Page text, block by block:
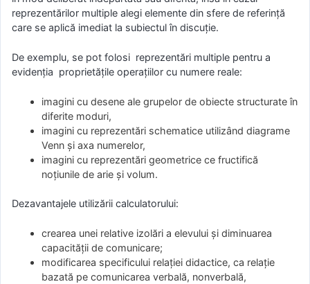
reprezentărilor multiple alegi elemente din sfere de referință
care se aplică imediat la subiectul în discuție.
De exemplu, se pot folosi reprezentări multiple pentru a
evidenția proprietățile operațiilor cu numere reale:
imagini cu desene ale grupelor de obiecte structurate în
diferite moduri,
imagini cu reprezentări schematice utilizând diagrame
Venn și axa numerelor,
imagini cu reprezentări geometrice ce fructifică
noțiunile de arie și volum.
Dezavantajele utilizării calculatorului:
crearea unei relative izolări a elevului și diminuarea
capacității de comunicare;
modificarea specificului relației didactice, ca relație
bazată pe comunicarea verbală, nonverbală,